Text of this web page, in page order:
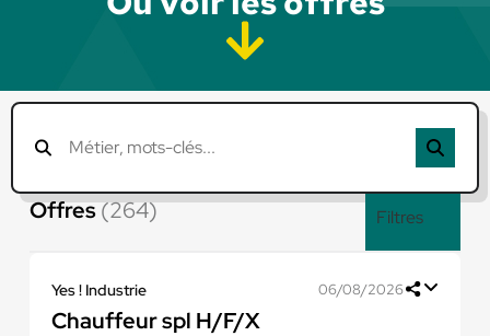
Offres(264) Filtres
Yes ! Industrie 06/08/2026
Chauffeur spl H/F/X